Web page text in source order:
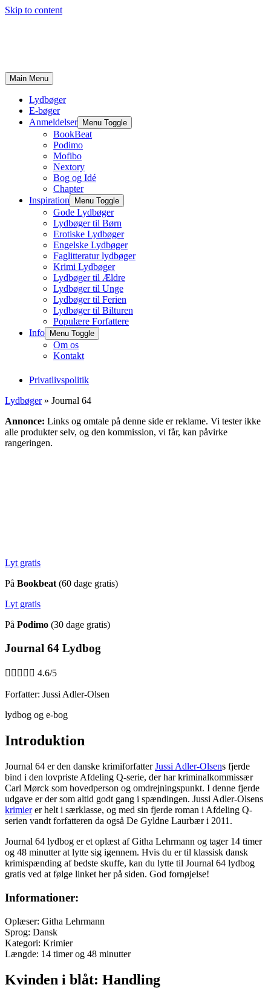
Skip to content
Main Menu
Lydbøger
E-bøger
Anmeldelser
Menu Toggle
BookBeat
Podimo
Mofibo
Nextory
Bog og Idé
Chapter
Inspiration
Menu Toggle
Gode Lydbøger
Lydbøger til Børn
Erotiske Lydbøger
Engelske Lydbøger
Faglitteratur lydbøger
Krimi Lydbøger
Lydbøger til Ældre
Lydbøger til Unge
Lydbøger til Ferien
Lydbøger til Bilturen
Populære Forfattere
Info
Menu Toggle
Om os
Kontakt
Privatlivspolitik
Lydbøger» Journal 64
Annonce: Links og omtale på denne side er reklame. Vi tester ikke
alle produkter selv, og den kommission, vi får, kan påvirke
rangeringen.
Lyt gratis
På Bookbeat (60 dage gratis)
Lyt gratis
På Podimo (30 dage gratis)
Journal 64 Lydbog
     4.6/5
Forfatter: Jussi Adler-Olsen
lydbog og e-bog
Introduktion
Journal 64 er den danske krimiforfatterJussi Adler-Olsens fjerde
bind i den lovpriste Afdeling Q-serie, der har kriminalkommissær
Carl Mørck som hovedperson og omdrejningspunkt. I denne fjerde
udgave er der som altid godt gang i spændingen. Jussi Adler-Olsens
krimierer helt i særklasse, og med sin fjerde roman i Afdeling Q-
serien vandt forfatteren da også De Gyldne Laurbær i 2011.
Journal 64 lydbog er et oplæst af Githa Lehrmann og tager 14 timer
og 48 minutter at lytte sig igennem. Hvis du er til klassisk dansk
krimispænding af bedste skuffe, kan du lytte til Journal 64 lydbog
gratis ved at følge linket her på siden. God fornøjelse!
Informationer:
Oplæser: Githa Lehrmann
Sprog: Dansk
Kategori: Krimier
Længde: 14 timer og 48 minutter
Kvinden i blåt: Handling